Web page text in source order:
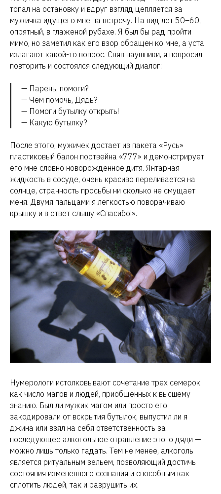
топал на остановку и вдруг взгляд цепляется за
мужичка идущего мне на встречу. На вид лет 50–60,
опрятный, в глаженой рубахе. Я был бы рад пройти
мимо, но заметил как его взор обращен ко мне, а уста
излагают какой-то вопрос. Сняв наушники, я попросил
повторить и состоялся следующий диалог:
— Парень, помоги?
— Чем помочь, Дядь?
— Помоги бутылку открыть!
— Какую бутылку?
После этого, мужичек достает из пакета «Русь»
пластиковый балон портвейна «777» и демонстрирует
его мне словно новорожденное дитя. Янтарная
жидкость в сосуде, очень красиво переливается на
солнце, странность просьбы ни сколько не смущает
меня. Двумя пальцами я легкостью поворачиваю
крышку и в ответ слышу «Спасибо!».
Нумерологи истолковывают сочетание трех семерок
как число магов и людей, приобщенных к высшему
знанию. Был ли мужик магом или просто его
закодировали от вскрытия бутылок, выпустил ли я
джина или взял на себя ответственность за
последующее алкогольное отравление этого дяди —
можно лишь только гадать. Тем не менее, алкоголь
является ритуальным зельем, позволяющий достичь
состояния измененного сознания и способным как
сплотить людей, так и разрушить их.